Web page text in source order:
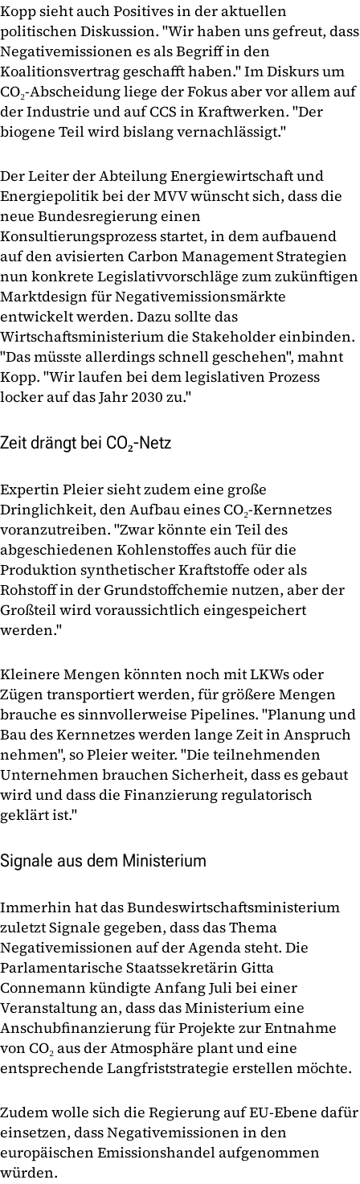
Kopp sieht auch Positives in der aktuellen
politischen Diskussion. "Wir haben uns gefreut, dass
Negativemissionen es als Begriff in den
Koalitionsvertrag geschafft haben." Im Diskurs um
CO₂-Abscheidung liege der Fokus aber vor allem auf
der Industrie und auf CCS in Kraftwerken. "Der
biogene Teil wird bislang vernachlässigt."
Der Leiter der Abteilung Energiewirtschaft und
Energiepolitik bei der MVV wünscht sich, dass die
neue Bundesregierung einen
Konsultierungsprozess startet, in dem aufbauend
auf den avisierten Carbon Management Strategien
nun konkrete Legislativvorschläge zum zukünftigen
Marktdesign für Negativemissionsmärkte
entwickelt werden. Dazu sollte das
Wirtschaftsministerium die Stakeholder einbinden.
"Das müsste allerdings schnell geschehen", mahnt
Kopp. "Wir laufen bei dem legislativen Prozess
locker auf das Jahr 2030 zu."
Zeit drängt bei CO₂-Netz
Expertin Pleier sieht zudem eine große
Dringlichkeit, den Aufbau eines CO₂-Kernnetzes
voranzutreiben. "Zwar könnte ein Teil des
abgeschiedenen Kohlenstoffes auch für die
Produktion synthetischer Kraftstoffe oder als
Rohstoff in der Grundstoffchemie nutzen, aber der
Großteil wird voraussichtlich eingespeichert
werden."
Kleinere Mengen könnten noch mit LKWs oder
Zügen transportiert werden, für größere Mengen
brauche es sinnvollerweise Pipelines. "Planung und
Bau des Kernnetzes werden lange Zeit in Anspruch
nehmen", so Pleier weiter. "Die teilnehmenden
Unternehmen brauchen Sicherheit, dass es gebaut
wird und dass die Finanzierung regulatorisch
geklärt ist."
Signale aus dem Ministerium
Immerhin hat das Bundeswirtschaftsministerium
zuletzt Signale gegeben, dass das Thema
Negativemissionen auf der Agenda steht. Die
Parlamentarische Staatssekretärin Gitta
Connemann kündigte Anfang Juli bei einer
Veranstaltung an, dass das Ministerium eine
Anschubfinanzierung für Projekte zur Entnahme
von CO₂ aus der Atmosphäre plant und eine
entsprechende Langfriststrategie erstellen möchte.
Zudem wolle sich die Regierung auf EU-Ebene dafür
einsetzen, dass Negativemissionen in den
europäischen Emissionshandel aufgenommen
würden.